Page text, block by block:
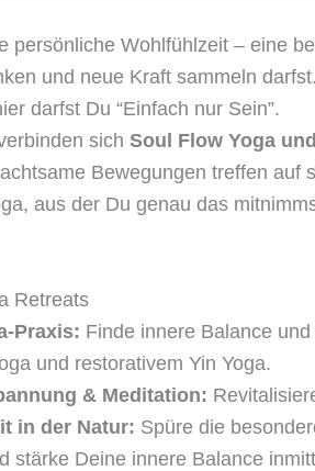
persönliche Wohlfühlzeit – eine
und neue Kraft sammeln
darfst Du “Einfach nur Sein”.
sich Soul Flow Yoga
Bewegungen treffen auf
aus der Du genau das
Retreats
Praxis: Finde innere Balance
und restorativem Yin Yoga.
& Meditation:
in der Natur: Spüre die
stärke Deine innere Balance